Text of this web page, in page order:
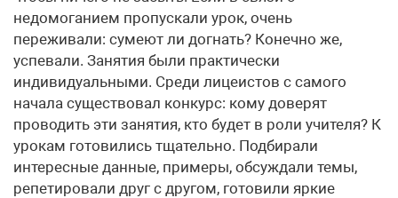
недомоганием пропускали урок, очень
переживали: сумеют ли догнать? Конечно же,
успевали. Занятия были практически
индивидуальными. Среди лицеистов с самого
начала существовал конкурс: кому доверят
проводить эти занятия, кто будет в роли учителя? К
урокам готовились тщательно. Подбирали
интересные данные, примеры, обсуждали темы,
репетировали друг с другом, готовили яркие